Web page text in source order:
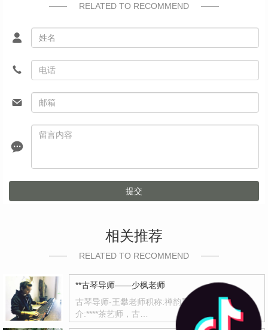
RELATED TO RECOMMEND
提交
相关推荐
RELATED TO RECOMMEND
**古琴导师——少枫老师
古琴导师-王攀老师积称:禅韵琴社古琴导师简
介:****茶艺师，古…